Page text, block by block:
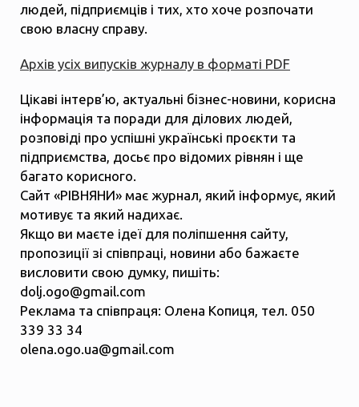
людей, підприємців і тих, хто хоче розпочати
свою власну справу.
Архів усіх випусків журналу в форматі PDF
Цікаві інтерв’ю, актуальні бізнес-новини, корисна
інформація та поради для ділових людей,
розповіді про успішні українські проєкти та
підприємства, досьє про відомих рівнян і ще
багато корисного.
Сайт «РІВНЯНИ» має журнал, який інформує, який
мотивує та який надихає.
Якщо ви маєте ідеї для поліпшення сайту,
пропозиції зі співпраці, новини або бажаєте
висловити свою думку, пишіть:
dolj.ogo@gmail.com
Реклама та співпраця: Олена Копиця, тел. 050
339 33 34
olena.ogo.ua@gmail.com